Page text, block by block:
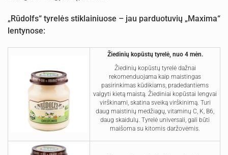
„Rūdolfs“ tyrelės stiklainiuose – jau parduotuvių „Maxima“
lentynose:
Žiedinių kopūstų tyrelė, nuo 4 mėn.
Žiedinių kopūstų tyrelė dažnai
rekomenduojama kaip maistingas
pasirinkimas kūdikiams, pradedantiems
valgyti kietą maistą. Žiediniai kopūstai lengvai
virškinami, skatina sveiką virškinimą. Turi
daug maistinių medžiagų, vitaminų C, K, B6,
daug skaidulų. Tyrelė universali, gali būti
maišoma su kitomis daržovėmis.